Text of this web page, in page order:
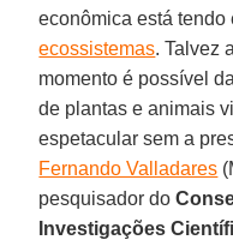
econômica está
ecossistemas. Talvez
momento é possível
de plantas e animais
espetacular sem a
Fernando Valladares
pesquisador do
Investigações